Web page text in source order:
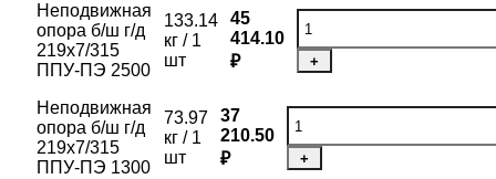
Неподвижная
опора б/ш г/д
219х7/315
ППУ-ПЭ 2500
133.14
кг / 1
шт
45
414.10
₽
+
Неподвижная
опора б/ш г/д
219х7/315
ППУ-ПЭ 1300
73.97
кг / 1
шт
37
210.50
₽
+